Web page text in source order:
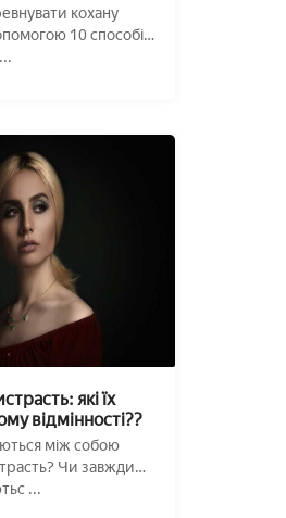
кохану
10 способів?
які їх
відмінності??
між собою
Чи завжди
...